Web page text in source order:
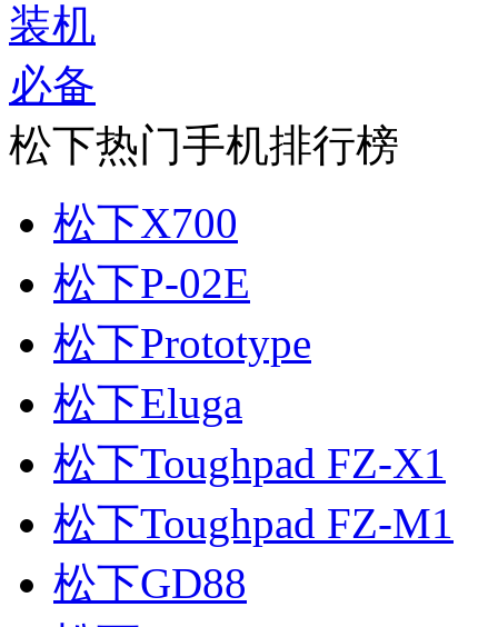
松下热门手机排行榜
松下X700
松下P-02E
松下Prototype
松下Eluga
松下Toughpad FZ-X1
松下Toughpad FZ-M1
松下GD88